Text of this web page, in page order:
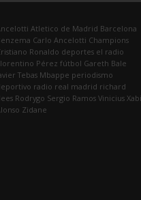
Atletico de Madrid Barcelona
Carlo Ancelotti Champions
Ronaldo deportes el radio
Pérez fútbol Gareth Bale
Tebas Mbappe periodismo
radio real madrid richard
Rodrygo Sergio Ramos Vinicius Xabi
Zidane